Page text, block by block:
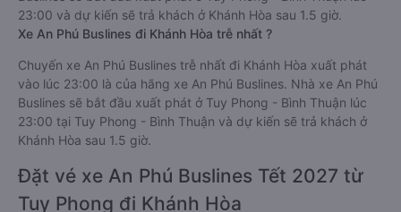
23:00 và dự kiến sẽ trả khách ở Khánh Hòa sau 1.5 giờ.
Xe An Phú Buslines đi Khánh Hòa trễ nhất ?
Chuyến xe An Phú Buslines trễ nhất đi Khánh Hòa xuất phát
vào lúc 23:00 là của hãng xe An Phú Buslines. Nhà xe An Phú
Buslines sẽ bắt đầu xuất phát ở Tuy Phong - Bình Thuận lúc
23:00 tại Tuy Phong - Bình Thuận và dự kiến sẽ trả khách ở
Khánh Hòa sau 1.5 giờ.
Đặt vé xe An Phú Buslines Tết 2027 từ
Tuy Phong đi Khánh Hòa